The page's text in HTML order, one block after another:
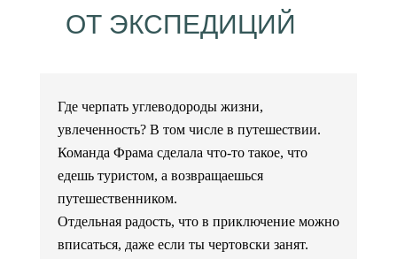
ОТ ЭКСПЕДИЦИЙ
Где черпать углеводороды жизни,
увлеченность? В том числе в путешествии.
Команда Фрама сделала что-то такое, что
едешь туристом, а возвращаешься
путешественником.
Отдельная радость, что в приключение можно
вписаться, даже если ты чертовски занят.